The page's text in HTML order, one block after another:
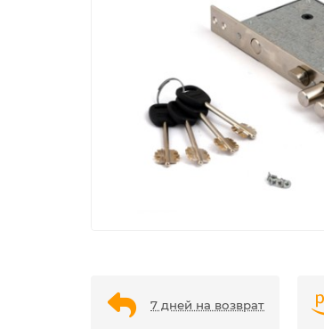
7 дней на возврат